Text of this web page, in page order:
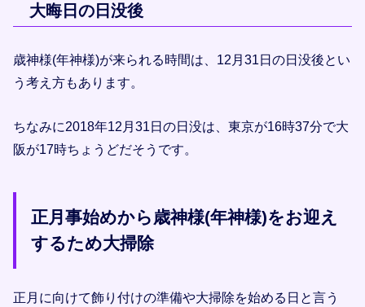
大晦日の日没後
歳神様(年神様)が来られる時間は、12月31日の日没後とい
う考え方もあります。
ちなみに2018年12月31日の日没は、東京が16時37分で大
阪が17時ちょうどだそうです。
正月事始めから歳神様(年神様)をお迎え
するため大掃除
正月に向けて飾り付けの準備や大掃除を始める日と言う